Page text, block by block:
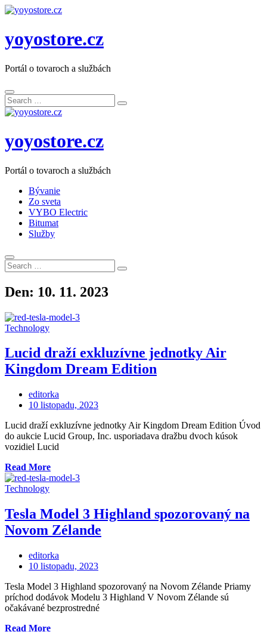
yoyostore.cz
Portál o tovaroch a službách
Search
for:
Search
yoyostore.cz
Portál o tovaroch a službách
Bývanie
Zo sveta
VYBO Electric
Bitumat
Služby
Search
for:
Search
Den: 10. 11. 2023
Technology
Lucid draží exkluzívne jednotky Air
Kingdom Dream Edition
editorka
Posted
10 listopadu, 2023
Lucid draží exkluzívne jednotky Air Kingdom Dream Edition Úvod
do aukcie Lucid Group, Inc. usporiadava dražbu dvoch kúsok
vozidiel Lucid
Read More„Lucid
draží
Air
Kingdom
Dream
Technology
Tesla Model 3 Highland spozorovaný na
Novom Zélande
editorka
Posted
10 listopadu, 2023
Tesla Model 3 Highland spozorovaný na Novom Zélande Priamy
príchod dodávok Modelu 3 Highland V Novom Zélande sú
očakávané bezprostredné
Read More„Tesla